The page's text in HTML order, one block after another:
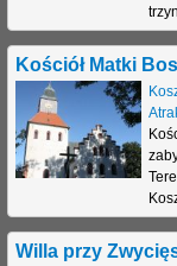
Kościół Matki
Willa przy